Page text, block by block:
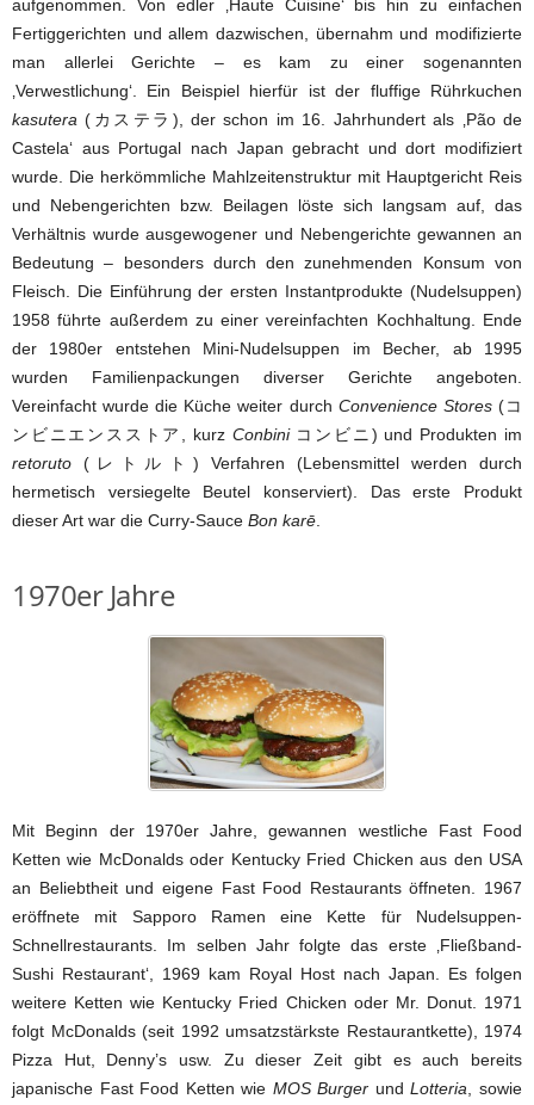
aufgenommen. Von edler ‚Haute Cuisine‘ bis hin zu einfachen
Fertiggerichten und allem dazwischen, übernahm und modifizierte
man allerlei Gerichte – es kam zu einer sogenannten
‚Verwestlichung‘. Ein Beispiel hierfür ist der fluffige Rührkuchen
kasutera (カステラ), der schon im 16. Jahrhundert als ‚Pão de
Castela‘ aus Portugal nach Japan gebracht und dort modifiziert
wurde. Die herkömmliche Mahlzeitenstruktur mit Hauptgericht Reis
und Nebengerichten bzw. Beilagen löste sich langsam auf, das
Verhältnis wurde ausgewogener und Nebengerichte gewannen an
Bedeutung – besonders durch den zunehmenden Konsum von
Fleisch. Die Einführung der ersten Instantprodukte (Nudelsuppen)
1958 führte außerdem zu einer vereinfachten Kochhaltung. Ende
der 1980er entstehen Mini-Nudelsuppen im Becher, ab 1995
wurden Familienpackungen diverser Gerichte angeboten.
Vereinfacht wurde die Küche weiter durch Convenience Stores(コ
ンビニエンスストア, kurz Conbiniコンビニ) und Produkten im
retoruto (レトルト) Verfahren (Lebensmittel werden durch
hermetisch versiegelte Beutel konserviert). Das erste Produkt
dieser Art war die Curry-Sauce Bon karē
1970er Jahre
Mit Beginn der 1970er Jahre, gewannen westliche Fast Food
Ketten wie McDonalds oder Kentucky Fried Chicken aus den USA
an Beliebtheit und eigene Fast Food Restaurants öffneten. 1967
eröffnete mit Sapporo Ramen eine Kette für Nudelsuppen-
Schnellrestaurants. Im selben Jahr folgte das erste ‚Fließband-
Sushi Restaurant‘, 1969 kam Royal Host nach Japan. Es folgen
weitere Ketten wie Kentucky Fried Chicken oder Mr. Donut. 1971
folgt McDonalds (seit 1992 umsatzstärkste Restaurantkette), 1974
Pizza Hut, Denny’s usw. Zu dieser Zeit gibt es auch bereits
japanische Fast Food Ketten wie MOS Burger undLotteria , sowie